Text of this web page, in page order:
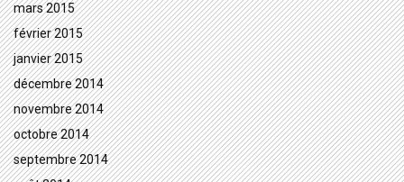
mars 2015
février 2015
janvier 2015
décembre 2014
novembre 2014
octobre 2014
septembre 2014